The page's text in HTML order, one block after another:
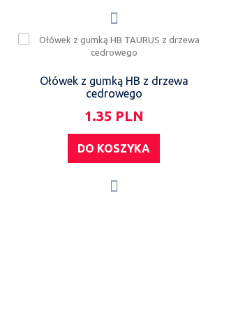
Ołówek z gumką HB z drzewa
cedrowego
1.35 PLN
DO KOSZYKA